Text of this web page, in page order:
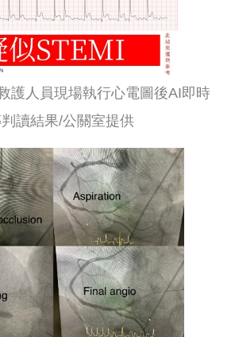
護人員現場執行心電圖後AI即時
判讀結果/公關室提供